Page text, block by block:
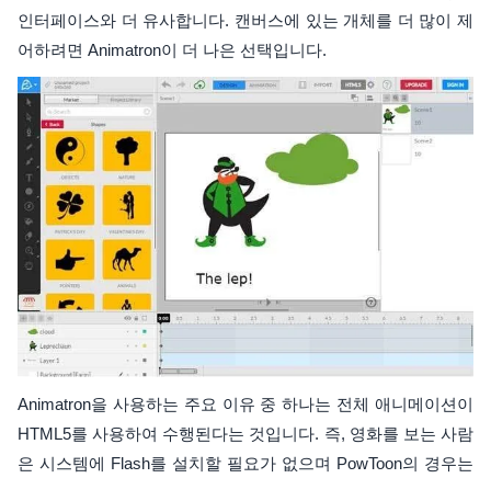
인터페이스와 더 유사합니다. 캔버스에 있는 개체를 더 많이 제
어하려면 Animatron이 더 나은 선택입니다.
Animatron을 사용하는 주요 이유 중 하나는 전체 애니메이션이
HTML5를 사용하여 수행된다는 것입니다. 즉, 영화를 보는 사람
은 시스템에 Flash를 설치할 필요가 없으며 PowToon의 경우는